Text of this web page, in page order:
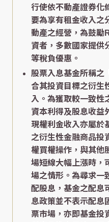
行使依不動產證券化
要為享有租金收入之
動產之經營，為鼓勵
資者，多數國家提供
等稅負優惠。
股票入息基金所稱之
合其投資目標之衍生
入。為獲取較一致性
資本利得及股息收益
現權利金收入亦屬於
之衍生性金融商品投
權買權操作，與其他
場短線大幅上漲時，
場之情形。為尋求一
配股息，基金之配息
息政策並不表示配息
票市場，亦即基金投